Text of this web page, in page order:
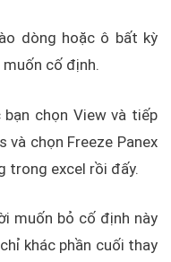
dòng hoặc ô bất kỳ
cố định.
chọn View và tiếp
và chọn Freeze Panex
trong excel rồi đấy.
muốn bỏ cố định này
khác phần cuối thay